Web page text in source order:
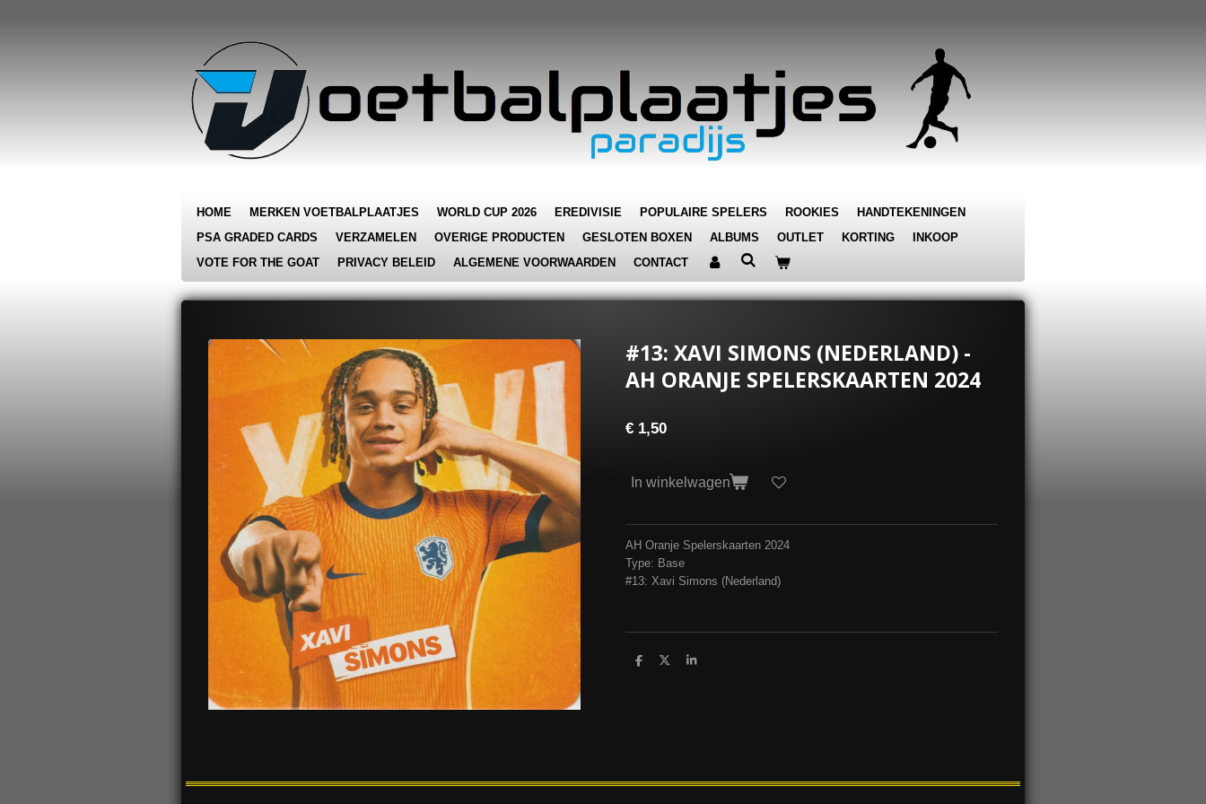
HOME MERKEN VOETBALPLAATJES WORLD CUP 2026 EREDIVISIE POPULAIRE SPELERS ROOKIES
HANDTEKENINGEN
PSA GRADED CARDS
VERZAMELEN OVERIGE PRODUCTEN GESLOTEN BOXEN ALBUMS OUTLET KORTING
INKOOP
VOTE FOR THE GOAT
PRIVACY BELEID ALGEMENE VOORWAARDEN CONTACT
#13: XAVI SIMONS (NEDERLAND) -
AH ORANJE SPELERSKAARTEN 2024
€ 1,50
In winkelwagen
AH Oranje Spelerskaarten 2024
Type: Base
#13: Xavi Simons (Nederland)
D
D
S